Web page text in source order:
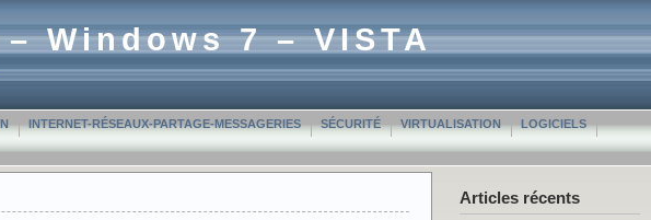
Windows 7 – VISTA
INTERNET-RÉSEAUX-PARTAGE-MESSAGERIES SÉCURITÉ VIRTUALISATION LOGICIELS
Articles récents